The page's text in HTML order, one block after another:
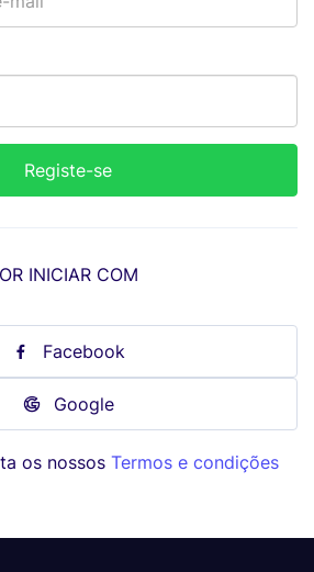
OR INICIAR COM
Facebook
Google
os nossos Termos e condições